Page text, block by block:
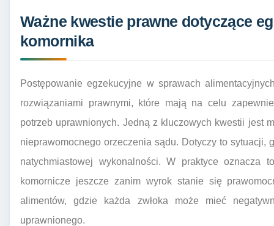
Ważne kwestie prawne dotyczące
komornika
Postępowanie egzekucyjne w sprawach
rozwiązaniami prawnymi, które mają na celu
potrzeb uprawnionych. Jedną z kluczowych kwestii jest
nieprawomocnego orzeczenia sądu. Dotyczy to sytuacji,
natychmiastowej wykonalności. W praktyce oznacza
komornicze jeszcze zanim wyrok stanie się
alimentów, gdzie każda zwłoka może mieć
uprawnionego.